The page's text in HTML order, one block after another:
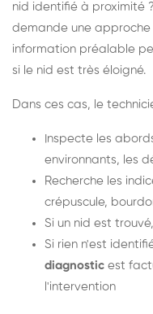
nid identifié à proximité
demande une approche
information préalable
si le nid est très éloigné.
Dans ces cas, le
Inspecte les
environnants, les
Recherche les
crépuscule,
Si un nid est
Si rien n'est
diagnostic est
l'intervention